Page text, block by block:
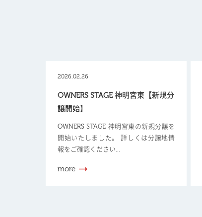
2026.02.26
OWNERS STAGE 神明宮東【新規分
譲開始】
OWNERS STAGE 神明宮東の新規分譲を
開始いたしました。 詳しくは分譲地情
報をご確認ください...
more